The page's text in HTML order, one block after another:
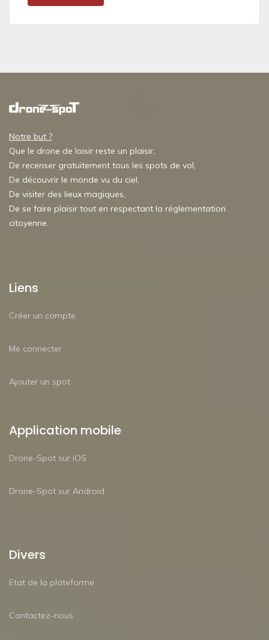
Notre but ?
Que le drone de loisir reste un plaisir,
De recenser gratuitement tous les spots de vol,
De découvrir le monde vu du ciel,
De visiter des lieux magiques,
De se faire plaisir tout en respectant la réglementation
citoyenne.
Liens
Créer un compte
Me connecter
Ajouter un spot
Application mobile
Drone-Spot sur iOS
Drone-Spot sur Android
Divers
Etat de la plateforme
Contactez-nous